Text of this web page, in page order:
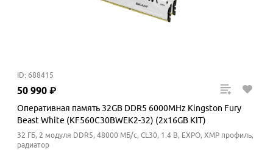
ID: 688415
50 990 ₽
Оперативная память 32GB DDR5 6000MHz Kingston Fury
Beast White (KF560C30BWEK2-32) (2x16GB KIT)
32 ГБ, 2 модуля DDR5, 48000 МБ/с, CL30, 1.4 В, EXPO, XMP профиль,
радиатор